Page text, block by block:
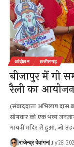
आंदोलन छत्तीसगढ़
बीजापुर में गो
रैली का आयोजन
(संवाददाता अभिलाष दास
सोमवार को एक भव्य
गायत्री मंदिर से हुआ, जो
राजेन्द्र देवांगनJuly 28,